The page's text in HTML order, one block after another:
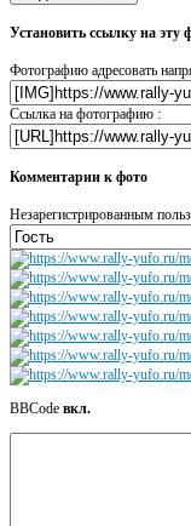
Установить ссылку на эту
Фотографию адресовать
Ссылка на фотографию :
Комментарии к фото
Незарегистрированным
BBCode вкл.